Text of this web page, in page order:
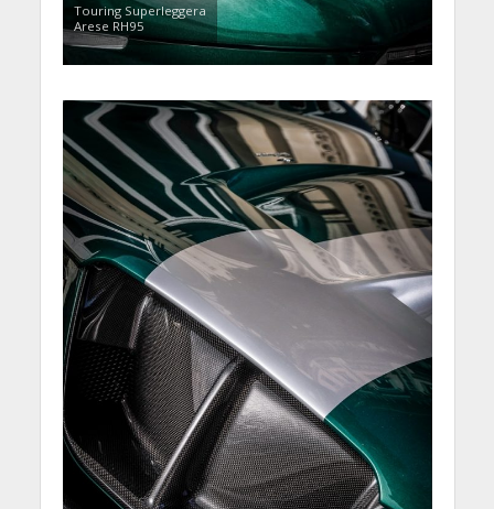
Touring Superleggera
Arese RH95